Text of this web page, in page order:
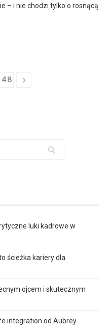
– i nie chodzi tylko o rosnącą
48
luki kadrowe w
ścieżka kariery dla
ojcem i skutecznym
integration od Aubrey